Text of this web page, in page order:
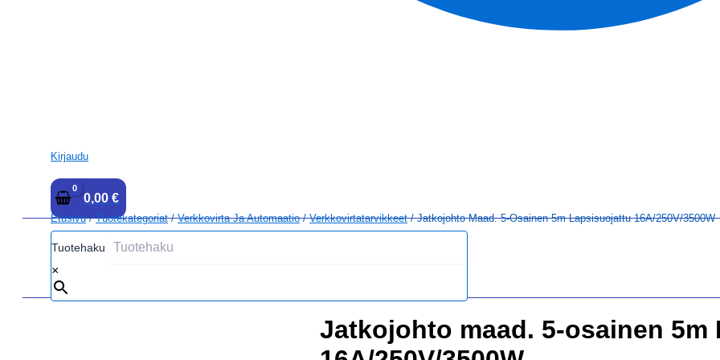
Kirjaudu
0,00€
Etusivu/Tuotekategoriat/Verkkovirta Ja Automaatio/Verkkovirtatarvikkeet/ Jatkojohto Maad. 5-Osainen 5m Lapsisuojattu 16A/250V/3500W
Tuotehaku
×
Jatkojohto maad. 5-osainen